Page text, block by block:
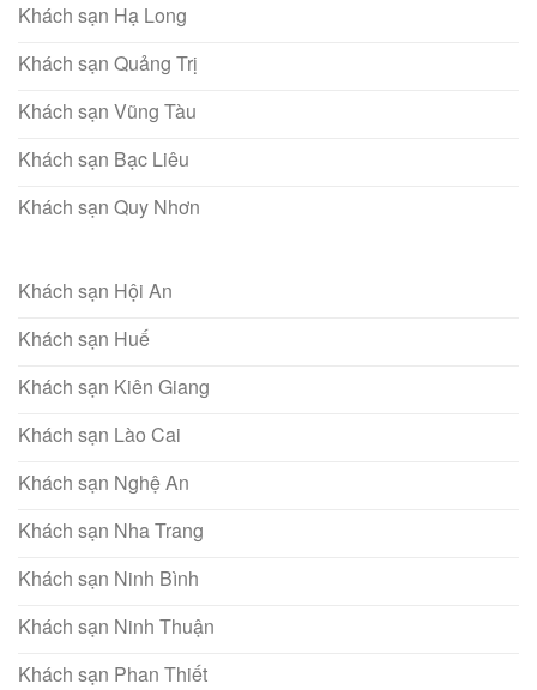
Khách sạn Hạ Long
Khách sạn Quảng Trị
Khách sạn Vũng Tàu
Khách sạn Bạc Liêu
Khách sạn Quy Nhơn
Khách sạn Hội An
Khách sạn Huế
Khách sạn Kiên Giang
Khách sạn Lào Cai
Khách sạn Nghệ An
Khách sạn Nha Trang
Khách sạn Ninh Bình
Khách sạn Ninh Thuận
Khách sạn Phan Thiết